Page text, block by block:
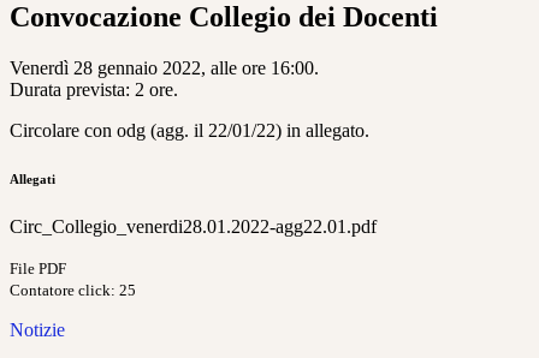
Convocazione Collegio dei Docenti
Venerdì 28 gennaio 2022, alle ore 16:00.
Durata prevista: 2 ore.
Circolare con odg (agg. il 22/01/22) in allegato.
Allegati
Circ_Collegio_venerdi28.01.2022-agg22.01.pdf
File PDF
Contatore click: 25
Notizie